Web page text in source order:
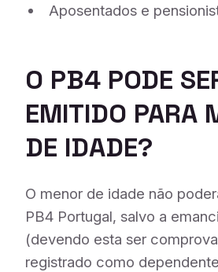
Aposentados e
O PB4 PODE
EMITIDO PARA
DE IDADE?
O menor de idade não
PB4 Portugal, salvo a
(devendo esta ser
registrado como